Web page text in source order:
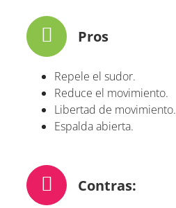
Pros
Repele el sudor.
Reduce el movimiento.
Libertad de movimiento.
Espalda abierta.
Contras: